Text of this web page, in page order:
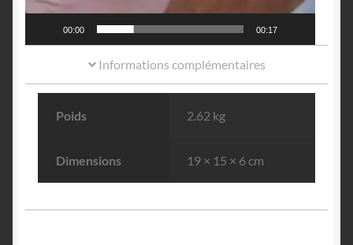
00:00 00:17
Informations complémentaires
Poids 2.62 kg
Dimensions 19 × 15 × 6 cm